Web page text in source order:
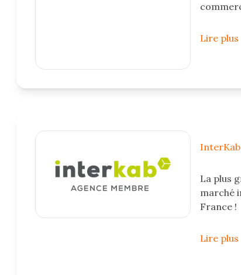
Lire plus
La plus
marché
France !
Lire plus